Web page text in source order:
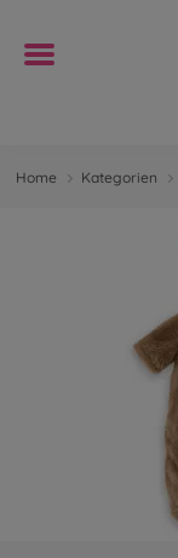
Home Kategorien